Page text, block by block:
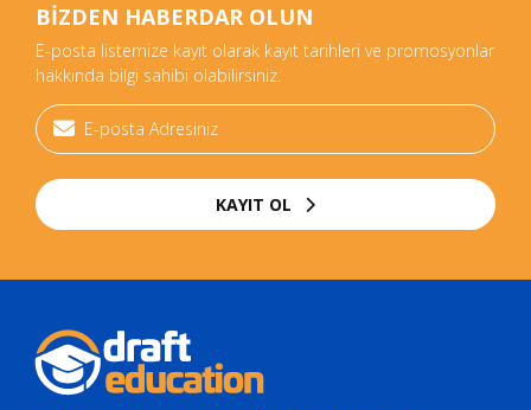
BİZDEN HABERDAR OLUN
E-posta listemize kayıt olarak kayıt tarihleri ve promosyonlar
hakkında bilgi sahibi olabilirsiniz.
KAYIT OL